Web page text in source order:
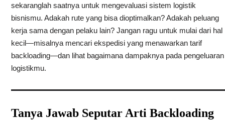
sekaranglah saatnya untuk mengevaluasi sistem logistik
bisnismu. Adakah rute yang bisa dioptimalkan? Adakah peluang
kerja sama dengan pelaku lain? Jangan ragu untuk mulai dari hal
kecil—misalnya mencari ekspedisi yang menawarkan tarif
backloading—dan lihat bagaimana dampaknya pada pengeluaran
logistikmu.
Tanya Jawab Seputar Arti Backloading